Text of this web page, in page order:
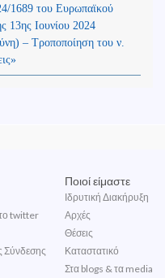
1689 του Ευρωπαϊκού
13ης Ιουνίου 2024
– Τροποποίηση του ν.
twitter
Σύνδεσης
Ποιοί είμαστε
Ιδρυτική Διακήρυξη
Αρχές
Θέσεις
Καταστατικό
Στα blogs & τα media